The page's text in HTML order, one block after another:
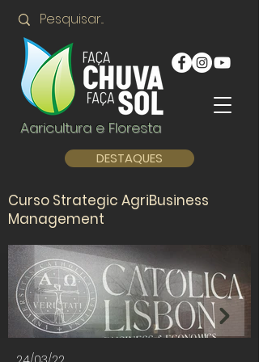
Agricultura e Floresta
DESTAQUES
Curso Strategic AgriBusiness
Management